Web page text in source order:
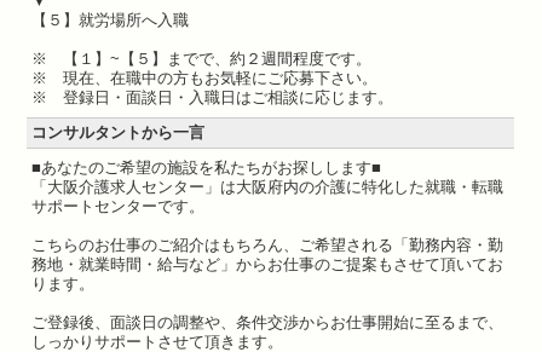
【５】就労場所へ入職
※ 【１】~【５】までで、約２週間程度です。
※ 現在、在職中の方もお気軽にご応募下さい。
※ 登録日・面談日・入職日はご相談に応じます。
コンサルタントから一言
■あなたのご希望の施設を私たちがお探しします■
「大阪介護求人センター」は大阪府内の介護に特化した就職・転職
サポートセンターです。
こちらのお仕事のご紹介はもちろん、ご希望される「勤務内容・勤
務地・就業時間・給与など」からお仕事のご提案もさせて頂いてお
ります。
ご登録後、面談日の調整や、条件交渉からお仕事開始に至るまで、
しっかりサポートさせて頂きます。